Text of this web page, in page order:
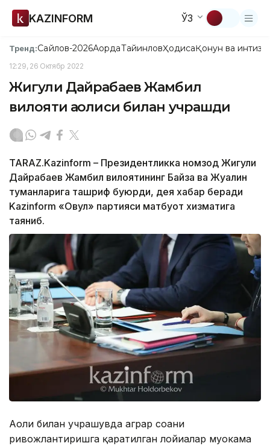
KAZINFORM ЎЗ
Тренд:Сайлов-2026АқордаТайинловҲодисаҚонун ва
12:29, 26 Октябр 2022
Жигули Дайрабаев Жамбил
вилояти аҳолиси билан учрашди
TARAZ.Kazinform – Президентликка номзод Жигули
Дайрабаев Жамбил вилоятининг Байзақ ва Жуалин
туманларига ташриф буюрди, дея хабар беради
Kazinform «Овул» партияси матбуот хизматига
таяниб.
Аҳоли билан учрашувда аграр соҳани
ривожлантиришга қаратилган лойиҳалар муҳокама